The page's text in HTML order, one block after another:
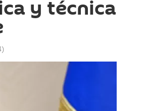
y técnica
)